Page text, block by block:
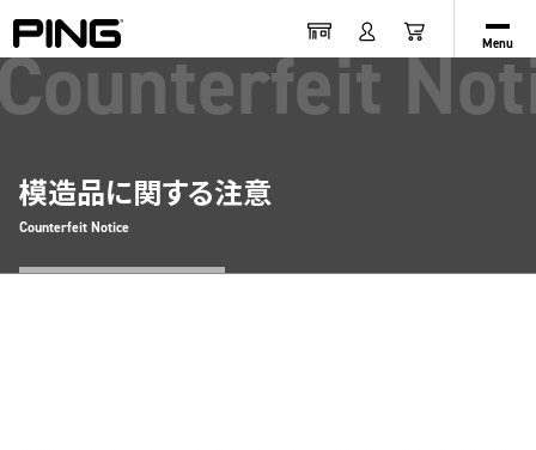
Menu
模造品に関する注意
Counterfeit Notice